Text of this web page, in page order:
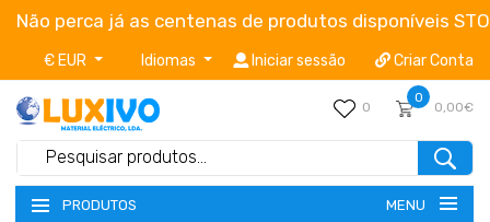
Não perca já as centenas de produtos disponíveis
€ EUR Idiomas Iniciar sessão Criar Conta
0
0
0,00€
PRODUTOS MENU